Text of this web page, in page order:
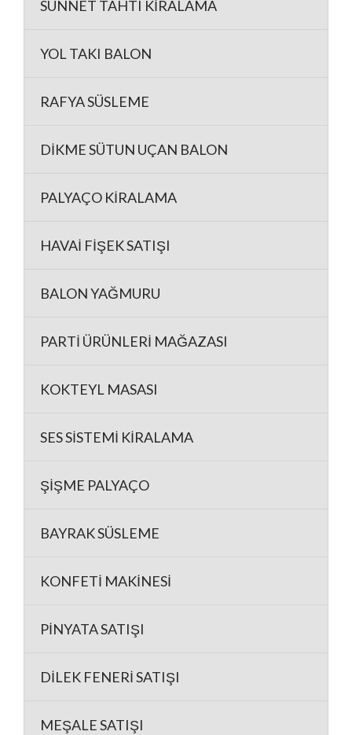
SÜNNET TAHTI KİRALAMA
YOL TAKI BALON
RAFYA SÜSLEME
DİKME SÜTUN UÇAN BALON
PALYAÇO KİRALAMA
HAVAİ FİŞEK SATIŞI
BALON YAĞMURU
PARTİ ÜRÜNLERİ MAĞAZASI
KOKTEYL MASASI
SES SİSTEMİ KİRALAMA
ŞİŞME PALYAÇO
BAYRAK SÜSLEME
KONFETİ MAKİNESİ
PİNYATA SATIŞI
DİLEK FENERİ SATIŞI
MEŞALE SATIŞI